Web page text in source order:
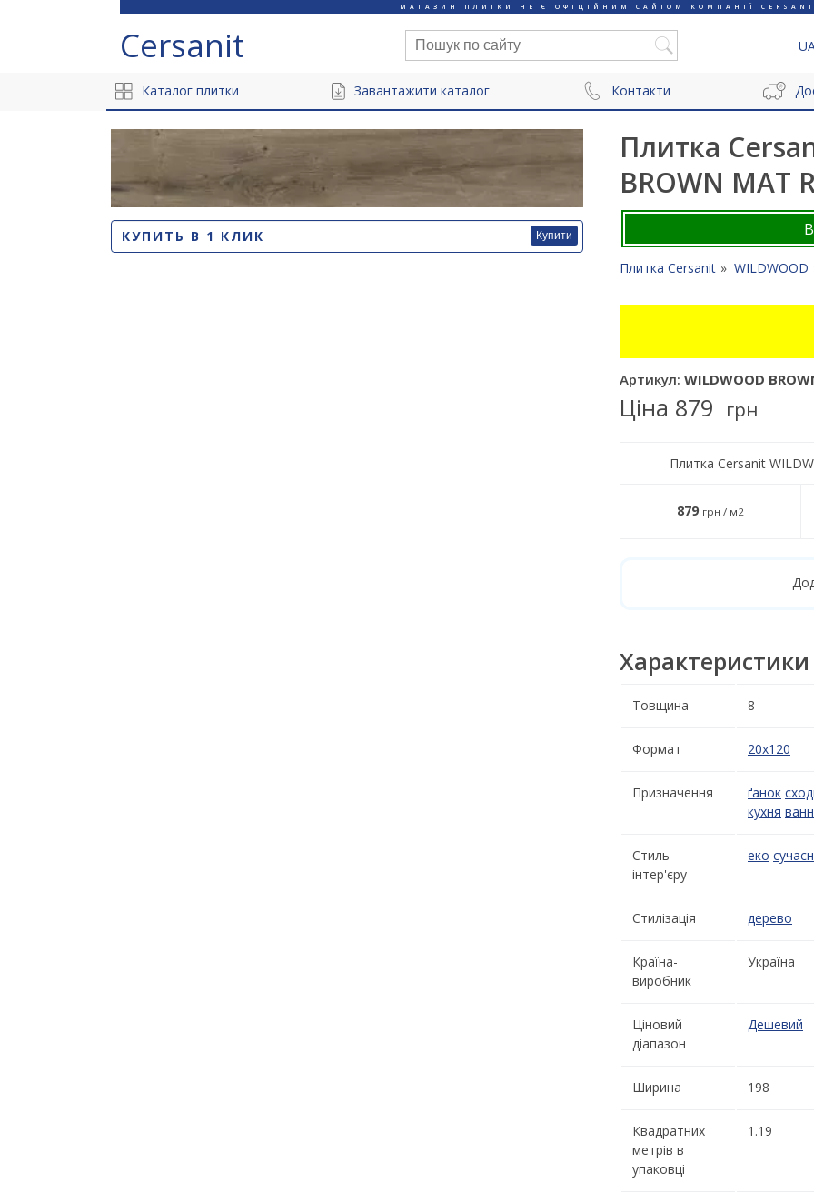
МАГАЗИН ПЛИТКИ НЕ Є ОФІЦІЙНИМ САЙТОМ КОМПАНІЇ
Cersanit
Каталог плитки Завантажити каталог Контакти
КУПИТЬ В 1 КЛИК Купити
Плитка
BROWN MAT
Плитка Cersanit WILDWOOD
Артикул: WILDWOOD
Ціна 879 грн
Плитка Cersanit
879 грн / м2
Характеристики
Товщина 8
Формат 20x120
Призначення ґанок
кухня
Стиль
інтер'єру
еко
Стилізація дерево
Країна-
виробник
Україна
Ціновий
діапазон
Дешевий
Ширина 198
Квадратних
метрів в
упаковці
1.19